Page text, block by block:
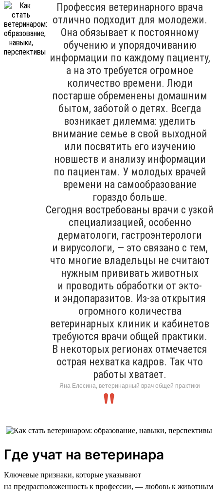
Профессия ветеринарного врача
отлично подходит для молодежи.
Она обязывает к постоянному
обучению и упорядочиванию
информации по каждому пациенту,
а на это требуется огромное
количество времени. Люди
постарше обременены домашним
бытом, заботой о детях. Всегда
возникает дилемма: уделить
внимание семье в свой выходной
или посвятить его изучению
новшеств и анализу информации
по пациентам. У молодых врачей
времени на самообразование
гораздо больше.
Сегодня востребованы врачи с узкой
специализацией, особенно
дерматологи, гастроэнтерологи
и вирусологи, — это связано с тем,
что многие владельцы не считают
нужным прививать животных
и проводить обработки от экто-
и эндопаразитов. Из-за открытия
огромного количества
ветеринарных клиник и кабинетов
требуются врачи общей практики.
В некоторых регионах отмечается
острая нехватка кадров. Так что
работы хватает.
Яна Елесина, ветеринарный врач общей практики
Где учат на ветеринара
Ключевые признаки, которые указывают
на предрасположенность к профессии, — любовь к животным